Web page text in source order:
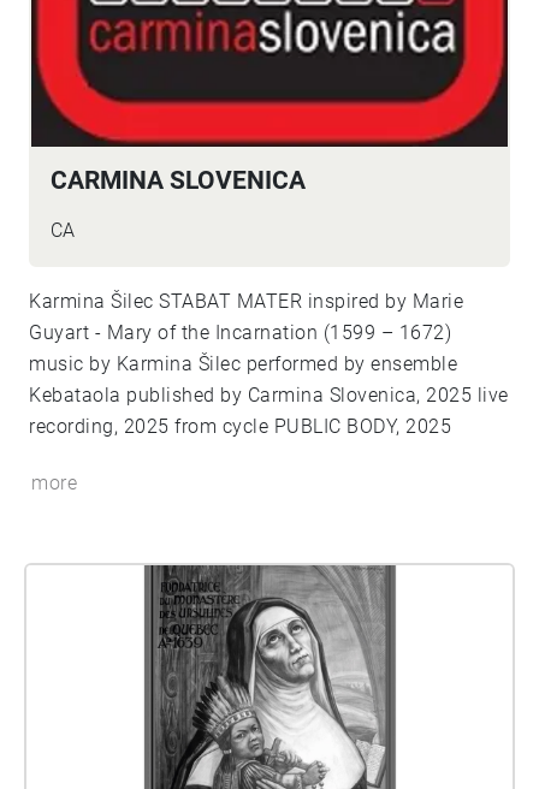
CARMINA SLOVENICA
CA
Karmina Šilec STABAT MATER inspired by Marie
Guyart - Mary of the Incarnation (1599 – 1672)
music by Karmina Šilec performed by ensemble
Kebataola published by Carmina Slovenica, 2025 live
recording, 2025 from cycle PUBLIC BODY, 2025
more